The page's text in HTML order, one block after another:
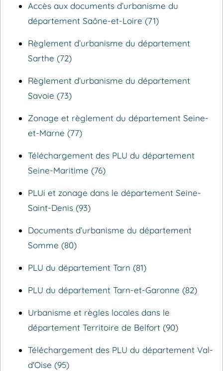
Accès aux documents d’urbanisme du
département Saône-et-Loire (71)
Règlement d’urbanisme du département
Sarthe (72)
Règlement d’urbanisme du département
Savoie (73)
Zonage et règlement du département Seine-
et-Marne (77)
Téléchargement des PLU du département
Seine-Maritime (76)
PLUi et zonage dans le département Seine-
Saint-Denis (93)
Documents d’urbanisme du département
Somme (80)
PLU du département Tarn (81)
PLU du département Tarn-et-Garonne (82)
Urbanisme et règles locales dans le
département Territoire de Belfort (90)
Téléchargement des PLU du département Val-
d'Oise (95)